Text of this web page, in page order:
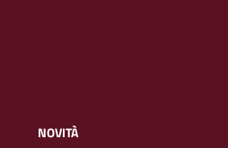
NOVITÀ